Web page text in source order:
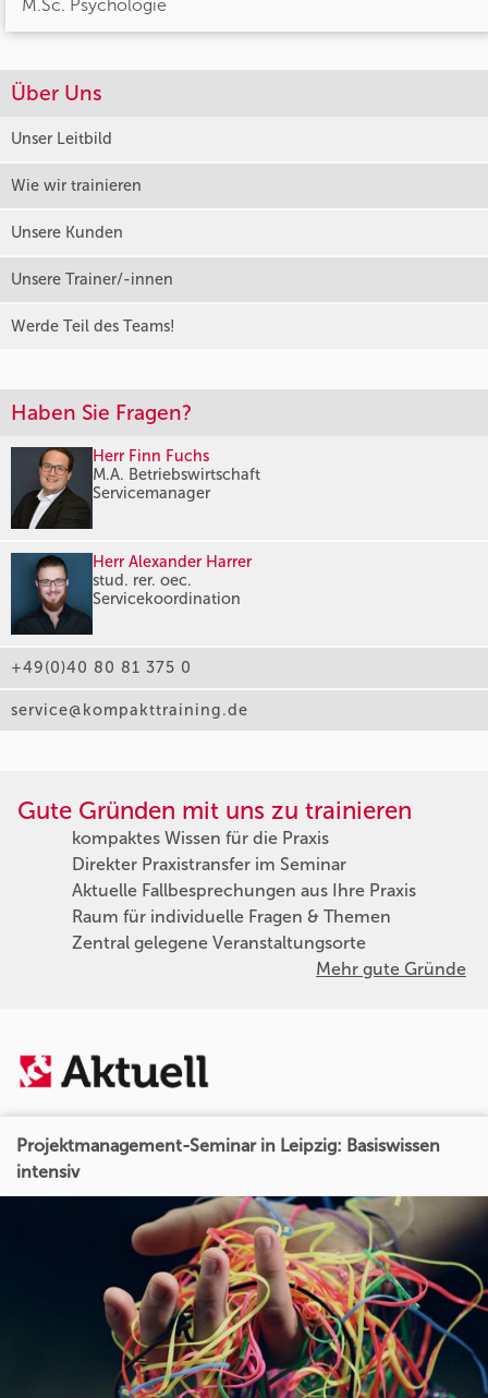
Haben Sie Fragen?
Herr Finn Fuchs
M.A. Betriebswirtschaft
Servicemanager
Herr Alexander Harrer
stud. rer. oec.
Servicekoordination
+49(0)40 80 81 375 0
service@kompakttraining.de
Über Uns
Unser Leitbild
Wie wir trainieren
Unsere Kunden
Unsere Trainer/-innen
Werde Teil des Teams!
M.Sc. Psychologie
Gute Gründen mit uns zu trainieren
kompaktes Wissen für die Praxis
Direkter Praxistransfer im Seminar
Aktuelle Fallbesprechungen aus Ihre Praxis
Raum für individuelle Fragen & Themen
Zentral gelegene Veranstaltungsorte
Mehr gute Gründe
Projektmanagement-Seminar in Leipzig: Basiswissen
intensiv